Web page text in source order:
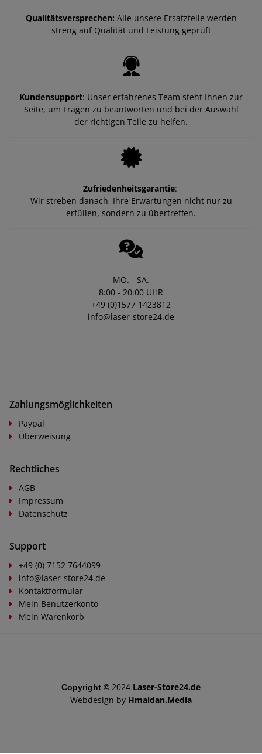
Qualitätsversprechen: Alle unsere Ersatzteile werden
streng auf Qualität und Leistung geprüft
Kundensupport: Unser erfahrenes Team steht Ihnen zur
Seite, um Fragen zu beantworten und bei der Auswahl
der richtigen Teile zu helfen.
Zufriedenheitsgarantie:
Wir streben danach, Ihre Erwartungen nicht nur zu
erfüllen, sondern zu übertreffen.
MO. - SA.
8:00 - 20:00 UHR
+49 (0)1577 1423812
info@laser-store24.de
Support
+49 (0) 7152 7644099
info@laser-store24.de
Kontaktformular
Mein Benutzerkonto
Mein Warenkorb
Rechtliches
AGB
Impressum
Datenschutz
Zahlungsmöglichkeiten
Paypal
Überweisung
Copyright © 2024 Laser-Store24.de
Webdesign by Hmaidan.Media